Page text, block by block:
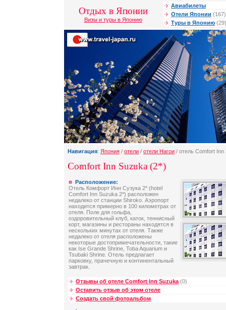
Отдых в Японии
Визы и туры в Японию
Авиабилеты
Отели Японии (167)
Туры в Японию (29)
Навигация: Япония / отели / отели Нагои / отель Comfort Inn
Comfort Inn Suzuka (2*)
Расположение:
Отель Комфорт Инн Сузука 2* (hotel
Comfort Inn Suzuka 2*) расположен
недалеко от станции Shiroko. Аэропорт
находится примерно в 100 километрах от
отеля. Поле для гольфа,
оздоровительный клуб, каток, теннисный
корт, магазины и рестораны находятся в
нескольких минутах от отеля. Также
недалеко от отеля расположены
некоторые достопримечательности, такие
как Ise Grande Shrine, Toba Aquarium и
Tsubaki Shrine. Отель предлагает
парковку, прачечную и континентальный
завтрак.
Отзывы об отеле Comfort Inn Suzuka(0)
Оставить отзыв об этом отеле
Создать свой фотоальбом